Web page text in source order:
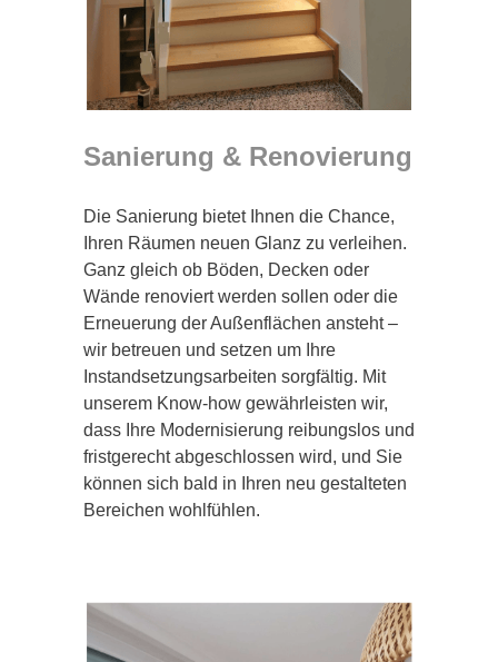
Sanierung & Renovierung
Die Sanierung bietet Ihnen die Chance,
Ihren Räumen neuen Glanz zu verleihen.
Ganz gleich ob Böden, Decken oder
Wände renoviert werden sollen oder die
Erneuerung der Außenflächen ansteht –
wir betreuen und setzen um Ihre
Instandsetzungsarbeiten sorgfältig. Mit
unserem Know-how gewährleisten wir,
dass Ihre Modernisierung reibungslos und
fristgerecht abgeschlossen wird, und Sie
können sich bald in Ihren neu gestalteten
Bereichen wohlfühlen.